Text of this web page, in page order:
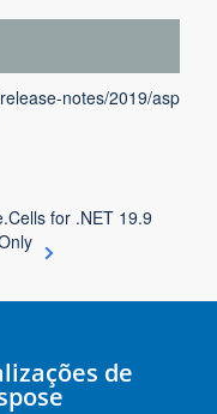
notes/2019/asp
for .NET 19.9
de